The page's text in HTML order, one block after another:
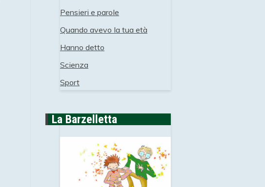
Pensieri e parole
Quando avevo la tua età
Hanno detto
Scienza
Sport
La Barzelletta